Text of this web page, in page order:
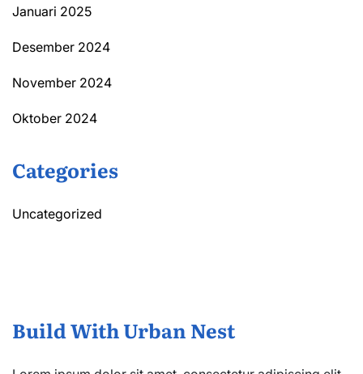
Januari 2025
Desember 2024
November 2024
Oktober 2024
Categories
Uncategorized
Build With Urban Nest